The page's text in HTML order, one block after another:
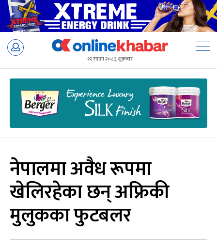
Skip
२२ साउन २०८३, शुक्रबार
नेपालमा अवैध रूपमा
खेलिरहेका छन् अफ्रिकी
मुलुकका फुटबलर